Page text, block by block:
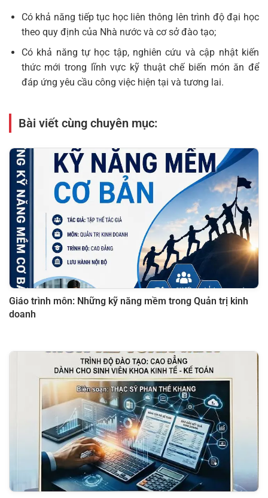
Có khả năng tiếp tục học liên thông lên trình độ đại học
theo quy định của Nhà nước và cơ sở đào tạo;
Có khả năng tự học tập, nghiên cứu và cập nhật kiến
thức mới trong lĩnh vực kỹ thuật chế biến món ăn để
đáp ứng yêu cầu công việc hiện tại và tương lai.
Bài viết cùng chuyên mục:
Giáo trình môn: Những kỹ năng mềm trong Quản trị kinh
doanh